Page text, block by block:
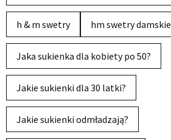
h & m swetry hm swetry damskie
Jaka sukienka dla kobiety po 50?
Jakie sukienki dla 30 latki?
Jakie sukienki odmładzają?